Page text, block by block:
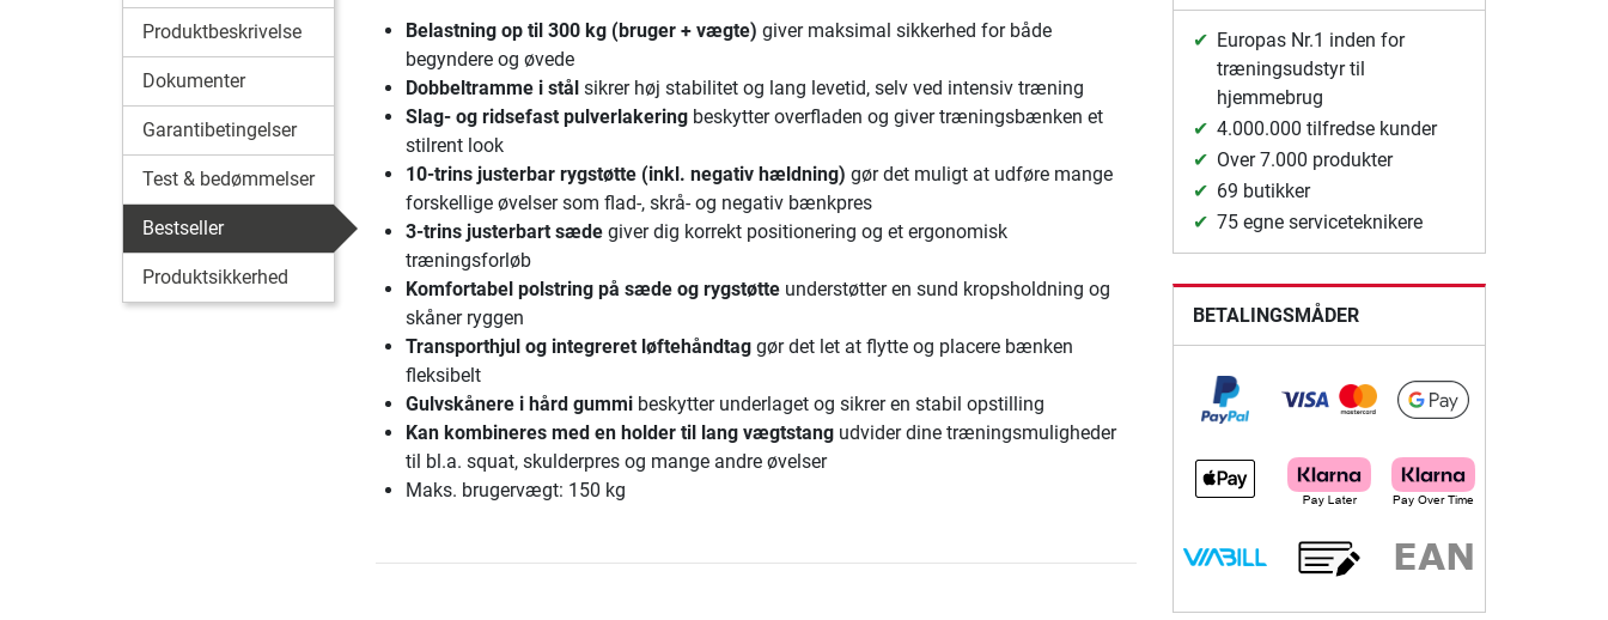
Produktbeskrivelse
Dokumenter
Garantibetingelser
Test & bedømmelser
Bestseller
Produktsikkerhed
Belastning op til 300 kg (bruger + vægte) giver maksimal sikkerhed for både
begyndere og øvede
Dobbeltramme i stål sikrer høj stabilitet og lang levetid, selv ved intensiv træning
Slag- og ridsefast pulverlakeringbeskytter overfladen og giver træningsbænken et
stilrent look
10-trins justerbar rygstøtte (inkl. negativ hældning) gør det muligt at udføre mange
forskellige øvelser som flad-, skrå- og negativ bænkpres
3-trins justerbart sædegiver dig korrekt positionering og et ergonomisk
træningsforløb
Komfortabel polstring på sæde og rygstøtteunderstøtter en sund kropsholdning og
skåner ryggen
Transporthjul og integreret løftehåndtaggør det let at flytte og placere bænken
fleksibelt
Gulvskånere i hård gummibeskytter underlaget og sikrer en stabil opstilling
Kan kombineres med en holder til lang vægtstangudvider dine træningsmuligheder
til bl.a. squat, skulderpres og mange andre øvelser
Maks. brugervægt: 150 kg
Europas Nr.1 inden for
træningsudstyr til
hjemmebrug
4.000.000 tilfredse kunder
Over 7.000 produkter
69 butikker
75 egne serviceteknikere
BETALINGSMÅDER